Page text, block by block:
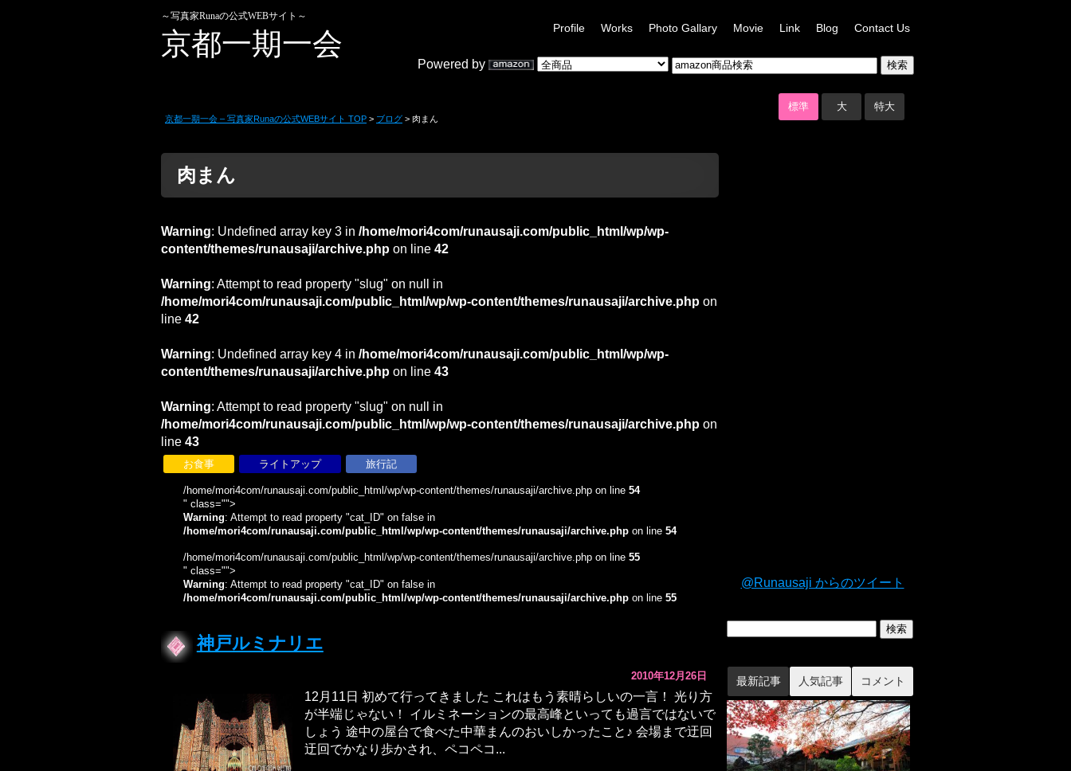
京都一期一会
～写真家Runaの公式WEBサイト～
Profile Works Photo Gallary Movie Link Blog Contact Us
Powered by
京都一期一会 – 写真家Runaの公式WEBサイト TOP > ブログ > 肉まん
標準 大 特大
肉まん
Warning: Undefined array key 3 in /home/mori4com/runausaji.com/public_html/wp/wp-
content/themes/runausaji/archive.php on line 42
Warning: Attempt to read property "slug" on null in
/home/mori4com/runausaji.com/public_html/wp/wp-content/themes/runausaji/archive.php on
line 42
Warning: Undefined array key 4 in /home/mori4com/runausaji.com/public_html/wp/wp-
content/themes/runausaji/archive.php on line 43
Warning: Attempt to read property "slug" on null in
/home/mori4com/runausaji.com/public_html/wp/wp-content/themes/runausaji/archive.php on
line 43
お食事 ライトアップ 旅行記
/home/mori4com/runausaji.com/public_html/wp/wp-content/themes/runausaji/archive.php on line 54
" class="">
Warning: Attempt to read property "cat_ID" on false in
/home/mori4com/runausaji.com/public_html/wp/wp-content/themes/runausaji/archive.php on line 54
/home/mori4com/runausaji.com/public_html/wp/wp-content/themes/runausaji/archive.php on line 55
" class="">
Warning: Attempt to read property "cat_ID" on false in
/home/mori4com/runausaji.com/public_html/wp/wp-content/themes/runausaji/archive.php on line 55
神戸ルミナリエ
2010年12月26日
12月11日 初めて行ってきました これはもう素晴らしいの一言！ 光り方
が半端じゃない！ イルミネーションの最高峰といっても過言ではないで
しょう 途中の屋台で食べた中華まんのおいしかったこと♪ 会場まで迂回
迂回でかなり歩かされ、ペコペコ...
@Runausaji からのツイート
最新記事 人気記事 コメント